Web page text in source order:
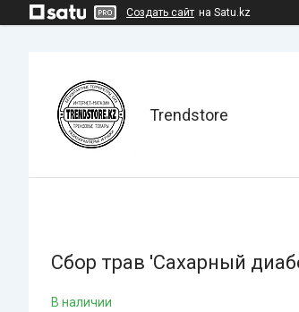
Создать сайт на Satu.kz
Trendstore
Сбор трав 'Сахарный
В наличии